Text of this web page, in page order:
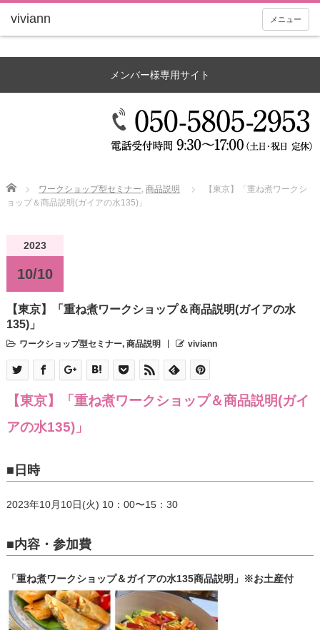
メニュー
メンバー様専用サイト
Home ワークショップ型セミナー, 商品説明
【東京】「重ね煮ワークシ
ョップ＆商品説明(ガイアの水135)」
2023
10/10
【東京】「重ね煮ワークショップ＆商品説明(ガイアの水
135)」
ワークショップ型セミナー, 商品説明 viviann
【東京】「重ね煮ワークショップ＆商品説明(ガイ
アの水135)」
■日時
2023年10月10日(火) 10：00〜15：30
■内容・参加費
「重ね煮ワークショップ＆ガイアの水135商品説明」※お土産付